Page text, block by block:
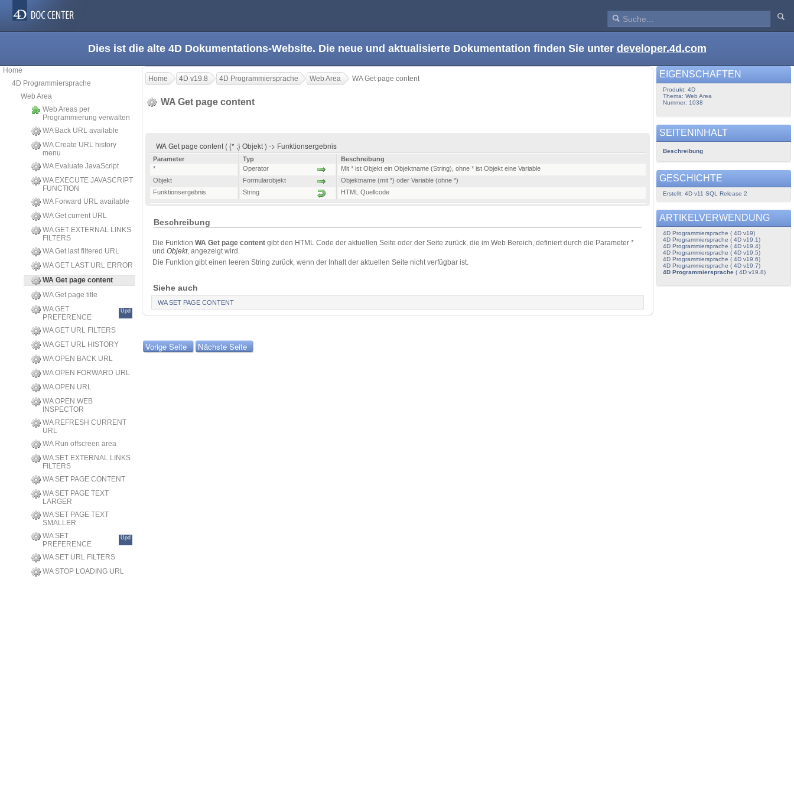
Dies ist die alte 4D Dokumentations-Website. Die neue und aktualisierte Dokumentation finden Sie unter developer.4d.com
Home
4D Programmiersprache
Web Area
Web Areas per
Programmierung verwalten
WA Back URL available
WA Create URL history
menu
WA Evaluate JavaScript
WA EXECUTE JAVASCRIPT
FUNCTION
WA Forward URL available
WA Get current URL
WA GET EXTERNAL LINKS
FILTERS
WA Get last filtered URL
WA GET LAST URL ERROR
WA Get page content
WA Get page title
WA GET
PREFERENCE
Upd
WA GET URL FILTERS
WA GET URL HISTORY
WA OPEN BACK URL
WA OPEN FORWARD URL
WA OPEN URL
WA OPEN WEB
INSPECTOR
WA REFRESH CURRENT
URL
WA Run offscreen area
WA SET EXTERNAL LINKS
FILTERS
WA SET PAGE CONTENT
WA SET PAGE TEXT
LARGER
WA SET PAGE TEXT
SMALLER
WA SET
PREFERENCE
Upd
WA SET URL FILTERS
WA STOP LOADING URL
Home 4D v19.8 4D Programmiersprache Web Area WA Get page content
WA Get page content
WA Get page content ( {* ;} Objekt ) -> Funktionsergebnis
Parameter Typ
Beschreibung
*
Operator
Mit * ist Objekt ein Objektname (String), ohne * ist Objekt eine Variable
Objekt
Formularobjekt
Objektname (mit *) oder Variable (ohne *)
Funktionsergebnis
String HTML Quellcode
Beschreibung
Die Funktion WA Get page content gibt den HTML Code der aktuellen Seite oder der Seite zurück, die im Web Bereich, definiert durch die Parameter *
und Objekt, angezeigt wird.
Die Funktion gibt einen leeren String zurück, wenn der Inhalt der aktuellen Seite nicht verfügbar ist.
Siehe auch
WA SET PAGE CONTENT
Vorige Seite Nächste Seite
EIGENSCHAFTEN
Produkt: 4D
Thema: Web Area
Nummer: 1038
SEITENINHALT
Beschreibung
GESCHICHTE
Erstellt: 4D v11 SQL Release 2
ARTIKELVERWENDUNG
4D Programmiersprache ( 4D v19)
4D Programmiersprache ( 4D v19.1)
4D Programmiersprache ( 4D v19.4)
4D Programmiersprache ( 4D v19.5)
4D Programmiersprache ( 4D v19.6)
4D Programmiersprache ( 4D v19.7)
4D Programmiersprache( 4D v19.8)